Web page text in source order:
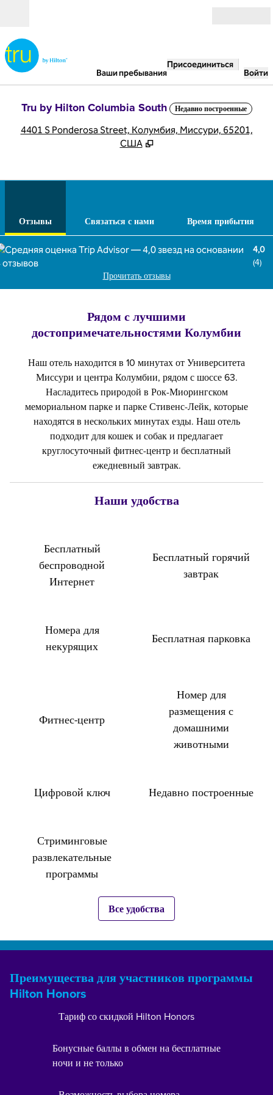
Ваши пребывания
Присоединиться
Войти
Tru by Hilton Columbia South Недавно построенные
4401 S Ponderosa Street, Колумбия, Миссури, 65201,
США
Отзывы Связаться с нами Время прибытия
4,0
(4)
Прочитать отзывы
Рядом с лучшими
достопримечательностями Колумбии
Наш отель находится в 10 минутах от Университета
Миссури и центра Колумбии, рядом с шоссе 63.
Насладитесь природой в Рок-Миорингском
мемориальном парке и парке Стивенс-Лейк, которые
находятся в нескольких минутах езды. Наш отель
подходит для кошек и собак и предлагает
круглосуточный фитнес-центр и бесплатный
ежедневный завтрак.
Наши удобства
Бесплатный
беспроводной
Интернет
Бесплатный горячий
завтрак
Номера для
некурящих
Бесплатная парковка
Фитнес-центр
Номер для
размещения с
домашними
животными
Цифровой ключ Недавно построенные
Стриминговые
развлекательные
программы
Все удобства
Преимущества для участников программы
Hilton Honors
Тариф со скидкой Hilton Honors
Бонусные баллы в обмен на бесплатные
ночи и не только